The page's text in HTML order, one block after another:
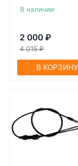
В наличии
2 000 ₽
4 015 ₽
В КОРЗИНУ